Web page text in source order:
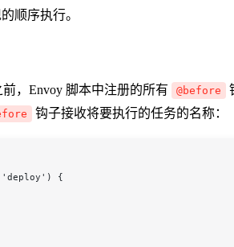
顺序执行。
，Envoy 脚本中注册的所有 @before
钩子接收将要执行的任务的名称：
{